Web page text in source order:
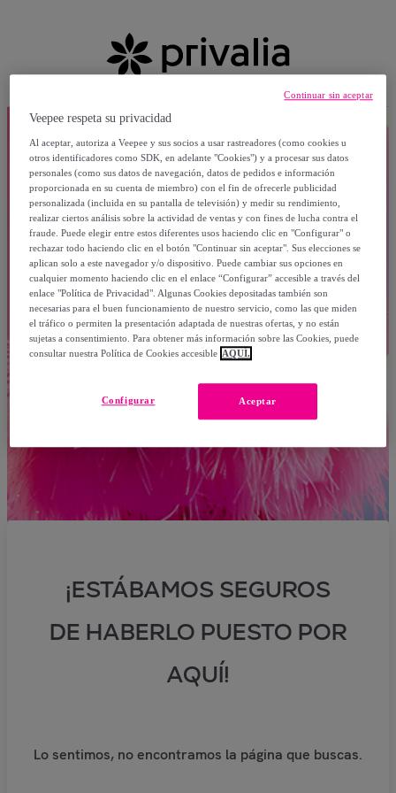
¡ESTÁBAMOS SEGUROS
DE HABERLO PUESTO POR
AQUÍ!
Lo sentimos, no encontramos la página que buscas.
Veepee respeta su privacidad
Al aceptar, autoriza a Veepee y sus socios a usar rastreadores (como cookies u
otros identificadores como SDK, en adelante "Cookies") y a procesar sus datos
personales (como sus datos de navegación, datos de pedidos e información
proporcionada en su cuenta de miembro) con el fin de ofrecerle publicidad
personalizada (incluida en su pantalla de televisión) y medir su rendimiento,
realizar ciertos análisis sobre la actividad de ventas y con fines de lucha contra el
fraude. Puede elegir entre estos diferentes usos haciendo clic en "Configurar" o
rechazar todo haciendo clic en el botón "Continuar sin aceptar". Sus elecciones se
aplican solo a este navegador y/o dispositivo. Puede cambiar sus opciones en
cualquier momento haciendo clic en el enlace “Configurar” accesible a través del
enlace "Política de Privacidad". Algunas Cookies depositadas también son
necesarias para el buen funcionamiento de nuestro servicio, como las que miden
el tráfico o permiten la presentación adaptada de nuestras ofertas, y no están
sujetas a consentimiento. Para obtener más información sobre las Cookies, puede
consultar nuestra Política de Cookies accesible AQUÍ.
Aceptar
Configurar
Continuar sin aceptar